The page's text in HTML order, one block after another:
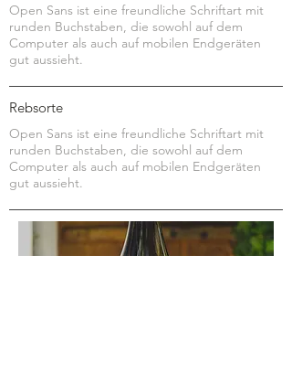
Open Sans ist eine freundliche Schriftart mit
runden Buchstaben, die sowohl auf dem
Computer als auch auf mobilen Endgeräten
gut aussieht.
Rebsorte
Open Sans ist eine freundliche Schriftart mit
runden Buchstaben, die sowohl auf dem
Computer als auch auf mobilen Endgeräten
gut aussieht.